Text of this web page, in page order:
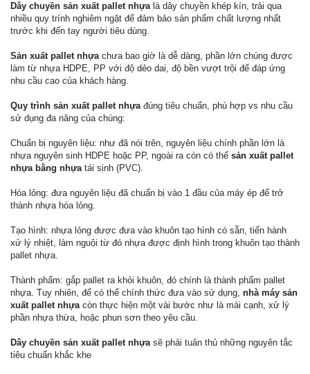
Dây chuyền sản xuất pallet nhựalà dây chuyền khép kín, trải qua
nhiều quy trính nghiêm ngặt để đảm bảo sản phẩm chất lượng nhất
trước khi đến tay người tiêu dùng.
Sản xuất pallet nhựachưa bao giờ là dễ dàng, phần lớn chúng được
làm từ nhựa HDPE, PP với độ dẻo dai, độ bền vượt trội để đáp ứng
nhu cầu cao của khách hàng.
Quy trình sản xuất pallet nhựađúng tiêu chuẩn, phù hợp vs nhu cầu
sử dụng đa năng của chúng:
Chuẩn bị nguyên liệu: như đã nói trên, nguyên liệu chính phần lớn là
nhựa nguyên sinh HDPE hoặc PP, ngoài ra còn có thể sản xuất pallet
nhựa bằng nhựatái sinh (PVC).
Hóa lỏng: đưa nguyên liệu đã chuẩn bị vào 1 đầu của máy ép để trở
thành nhựa hóa lỏng.
Tạo hình: nhựa lỏng được đưa vào khuôn tạo hình có sẵn, tiến hành
xử lý nhiệt, làm nguội từ đó nhựa được định hình trong khuôn tạo thành
pallet nhựa.
Thành phẩm: gắp pallet ra khỏi khuôn, đó chính là thành phẩm pallet
nhựa. Tuy nhiên, để có thể chính thức đưa vào sử dụng, nhà máy sản
xuất pallet nhựacòn thực hiện một vài bước như là mài cạnh, xử lý
phần nhựa thừa, hoặc phun sơn theo yêu cầu.
Dây chuyền sản xuất pallet nhựasẽ phải tuân thủ những nguyên tắc
tiêu chuẩn khắc khe